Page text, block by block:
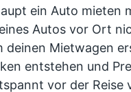
ein Auto mieten
Autos vor Ort
deinen Mietwagen
entstehen und
vor der Reise